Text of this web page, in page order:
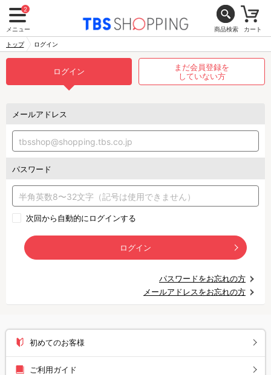
2
メニュー 商品検索 カート
トップ ログイン
ログイン
まだ会員登録を
していない方
メールアドレス
パスワード
次回から自動的にログインする
ログイン
パスワードをお忘れの方
メールアドレスをお忘れの方
初めてのお客様
ご利用ガイド